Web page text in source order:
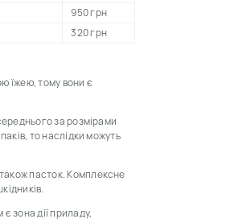
950 грн
320 грн
їжею, тому вони є
за розмірами
то наслідки можуть
пасток. Комплексне
зона дії приладу,